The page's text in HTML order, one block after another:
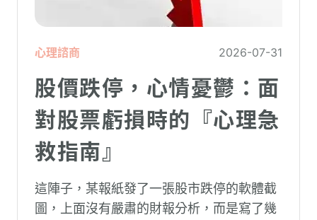
心理諮商 2026-07-31
股價跌停，心情憂鬱：面
對股票虧損時的『心理急
救指南』
這陣子，某報紙發了一張股市跌停的軟體截
圖，上面沒有嚴肅的財報分析，而是寫了幾